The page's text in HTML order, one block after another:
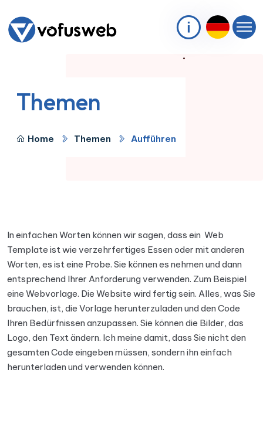
Themen
Home Themen Aufführen
In einfachen Worten können wir sagen, dass ein Web
Template ist wie verzehrfertiges Essen oder mit anderen
Worten, es ist eine Probe. Sie können es nehmen und dann
entsprechend Ihrer Anforderung verwenden. Zum Beispiel
eine Webvorlage. Die Website wird fertig sein. Alles, was Sie
brauchen, ist, die Vorlage herunterzuladen und den Code
Ihren Bedürfnissen anzupassen. Sie können die Bilder, das
Logo, den Text ändern. Ich meine damit, dass Sie nicht den
gesamten Code eingeben müssen, sondern ihn einfach
herunterladen und verwenden können.